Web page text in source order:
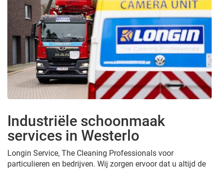
Industriële schoonmaak
services in Westerlo
Longin Service, The Cleaning Professionals voor
particulieren en bedrijven. Wij zorgen ervoor dat u altijd de